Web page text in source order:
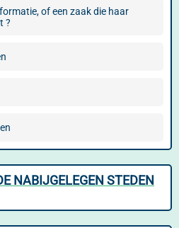
of een zaak die haar
?
NABIJGELEGEN STEDEN